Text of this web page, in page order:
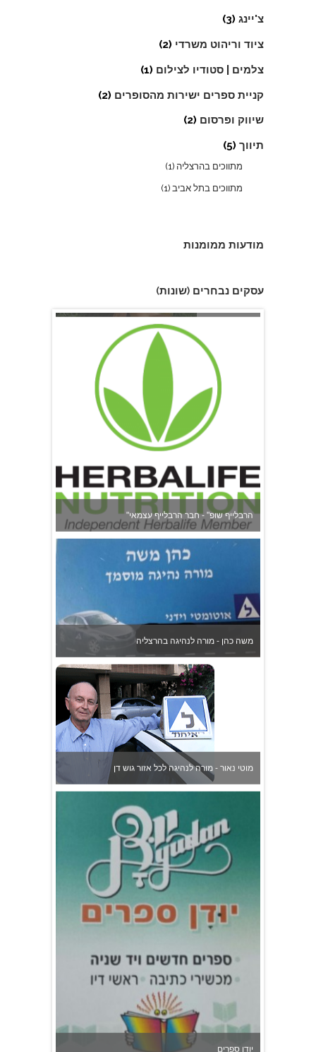
צ'יינג (3)
ציוד וריהוט משרדי (2)
צלמים | סטודיו לצילום (1)
קניית ספרים ישירות מהסופרים (2)
שיווק ופרסום (2)
תיווך (5)
מתווכים בהרצליה (1)
מתווכים בתל אביב (1)
מודעות ממומנות
עסקים נבחרים (שונות)
B Fit By Sasya- מאמנת לאורח חיים בריא
תמר אלוני - מאמנת לאורח חיים בריא
"הרבלייף שופ" - חבר הרבלייף עצמאי
מוטי נאור - מורה לנהיגה לכל אזור גוש דן